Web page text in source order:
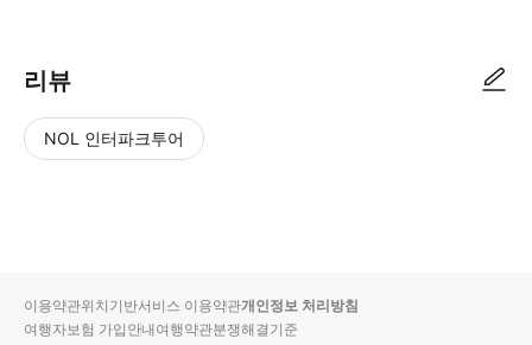
리뷰
NOL 인터파크투어
입니
다.
순
상
이용약관위치기반서비스 이용약관개인정보 처리방침
여행자보험 가입안내여행약관분쟁해결기준